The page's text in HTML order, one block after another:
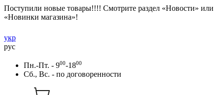
Поступили новые товары!!!! Смотрите раздел «Новости» или
«Новинки магазина»!
укр
рус
Пн.-Пт. - 900-1800
Сб., Вс. - по договоренности